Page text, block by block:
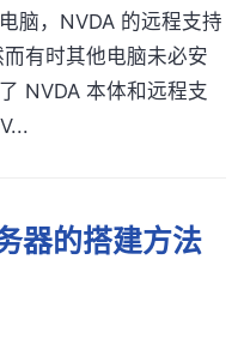
脑，NVDA 的远程支持
有时其他电脑未必安
NVDA 本体和远程支
器的搭建方法